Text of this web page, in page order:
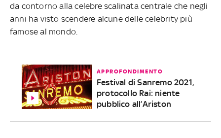
da contorno alla celebre scalinata centrale che negli
anni ha visto scendere alcune delle celebrity più
famose al mondo.
APPROFONDIMENTO
Festival di Sanremo 2021,
protocollo Rai: niente
pubblico all’Ariston